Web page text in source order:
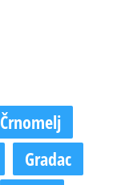
Črnomelj
Gradac